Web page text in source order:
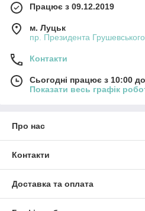
Працює з 09.12.2019
м. Луцьк
пр. Президента
Контакти
Сьогодні працює з 10:00
Показати весь графік
Про нас
Контакти
Доставка та оплата